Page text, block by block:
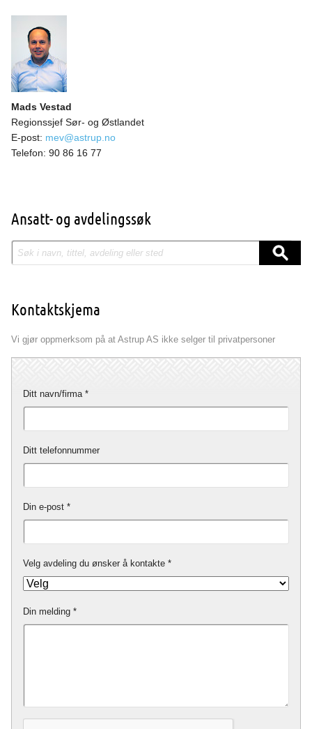
Mads Vestad
Regionssjef Sør- og Østlandet
E-post: mev@astrup.no
Telefon: 90 86 16 77
Ansatt- og avdelingssøk
Kontaktskjema
Vi gjør oppmerksom på at Astrup AS ikke selger til privatpersoner
Ditt navn/firma
Ditt telefonnummer
Din e-post
Velg avdeling du ønsker å kontakte
Din melding